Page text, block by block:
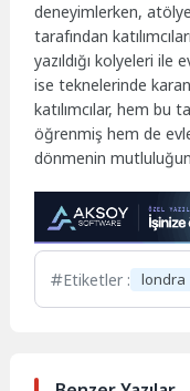
deneyimlerken,
tarafından
yazıldığı kolyeleri
ise teknelerinde
katılımcılar, hem bu
öğrenmiş hem de
dönmenin
Etiketler : londra